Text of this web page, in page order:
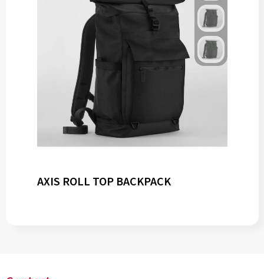
AXIS ROLL TOP BACKPACK